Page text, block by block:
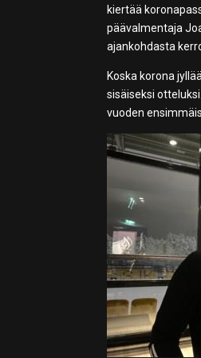
kiertää
päävalmentaja
ajankohdasta
Koska korona
sisäiseksi
vuoden